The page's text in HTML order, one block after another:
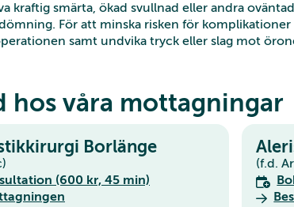
kraftig smärta, ökad svullnad eller andra
För att minska risken för
samt undvika tryck eller slag mot
hos våra mottagningar
Borlänge
(600 kr, 45 min)
(f.d.